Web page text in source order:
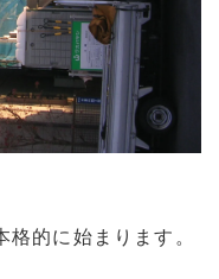
的に始まります。